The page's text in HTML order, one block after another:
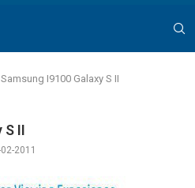
Samsung I9100 Galaxy S II
S II
2011